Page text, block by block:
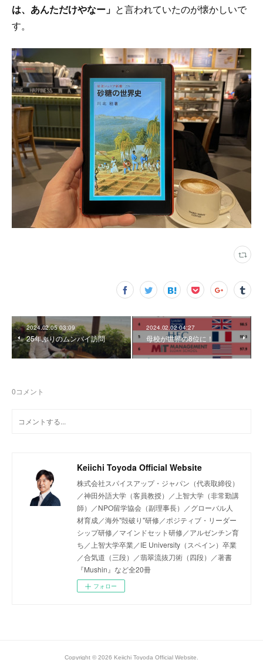
は、あんただけやなー」 と言われていたのが懐かしいで
す。
2024.02.05 03:09
25年ぶりのムンバイ訪問
2024.02.02 04:27
母校が世界の8位に！
0コメント
Keiichi Toyoda Official Website
株式会社スパイスアップ・ジャパン（代表取締役）
／神田外語大学（客員教授）／上智大学（非常勤講
師）／NPO留学協会（副理事長）／グローバル人
材育成／海外"殻破り"研修／ポジティブ・リーダー
シップ研修／マインドセット研修／アルゼンチン育
ち／上智大学卒業／IE University（スペイン）卒業
／合気道（三段）／翡翠流抜刀術（四段）／著書
『Mushin』など全20冊
フォロー
Copyright © 2026 Keiichi Toyoda Official Website